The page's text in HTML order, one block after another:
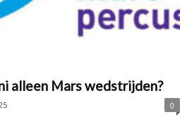
alleen Mars wedstrijden?
0